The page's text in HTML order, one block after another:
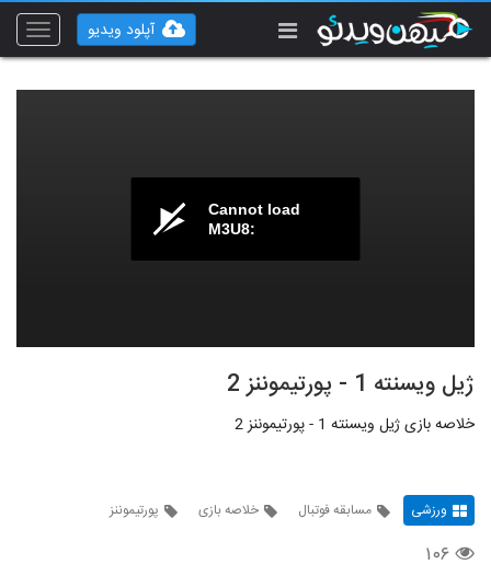
Toggle
آپلود ویدیو
Cannot load
M3U8:
ژیل ویسنته 1 - پورتیموننز 2
خلاصه بازی ژیل ویسنته 1 - پورتیموننز 2
ورزشی مسابقه فوتبال خلاصه بازی پورتیموننز
۱۰۶